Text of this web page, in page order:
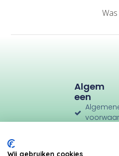
Algem
Een
Wij gebruiken cookies